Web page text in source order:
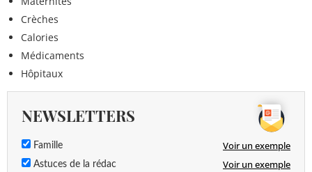
Crèches
Calories
Médicaments
Hôpitaux
NEWSLETTERS
Famille Voir un exemple
Astuces de la rédac Voir un exemple